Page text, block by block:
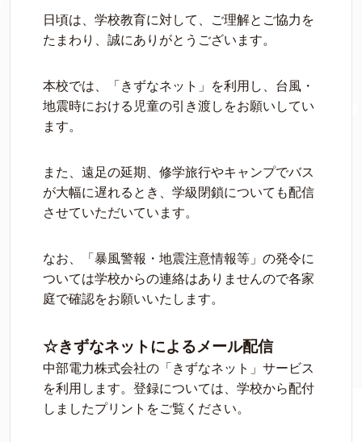
日頃は、学校教育に対して、ご理解とご協力を
たまわり、誠にありがとうございます。
本校では、「きずなネット」を利用し、台風・
地震時における児童の引き渡しをお願いしてい
ます。
また、遠足の延期、修学旅行やキャンプでバス
が大幅に遅れるとき、学級閉鎖についても配信
させていただいています。
なお、「暴風警報・地震注意情報等」の発令に
ついては学校からの連絡はありませんので各家
庭で確認をお願いいたします。
☆きずなネットによるメール配信
中部電力株式会社の「きずなネット」サービス
を利用します。登録については、学校から配付
しましたプリントをご覧ください。